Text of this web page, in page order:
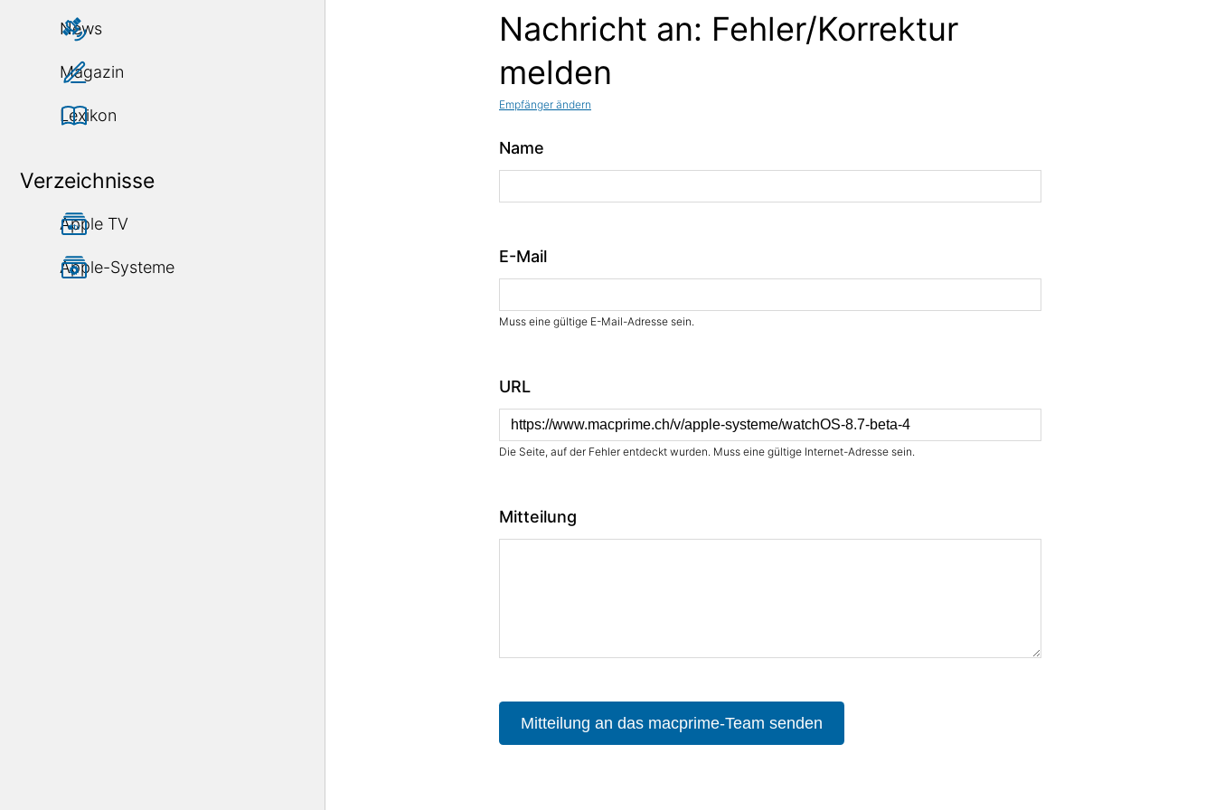
News
Magazin
Lexikon
Verzeichnisse
Apple TV
Apple-Systeme
Nachricht an: Fehler/Korrektur
melden
Empfänger ändern
Name
E-Mail
Muss eine gültige E-Mail-Adresse sein.
URL
Die Seite, auf der Fehler entdeckt wurden. Muss eine gültige Internet-Adresse sein.
Mitteilung
Mitteilung an das macprime-Team senden